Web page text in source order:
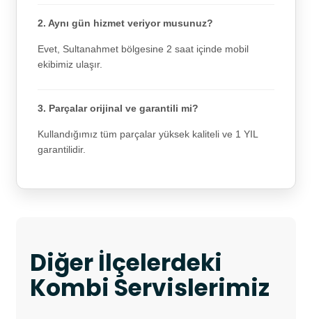
2. Aynı gün hizmet veriyor musunuz?
Evet, Sultanahmet bölgesine 2 saat içinde mobil
ekibimiz ulaşır.
3. Parçalar orijinal ve garantili mi?
Kullandığımız tüm parçalar yüksek kaliteli ve 1 YIL
garantilidir.
Diğer İlçelerdeki
Kombi Servislerimiz